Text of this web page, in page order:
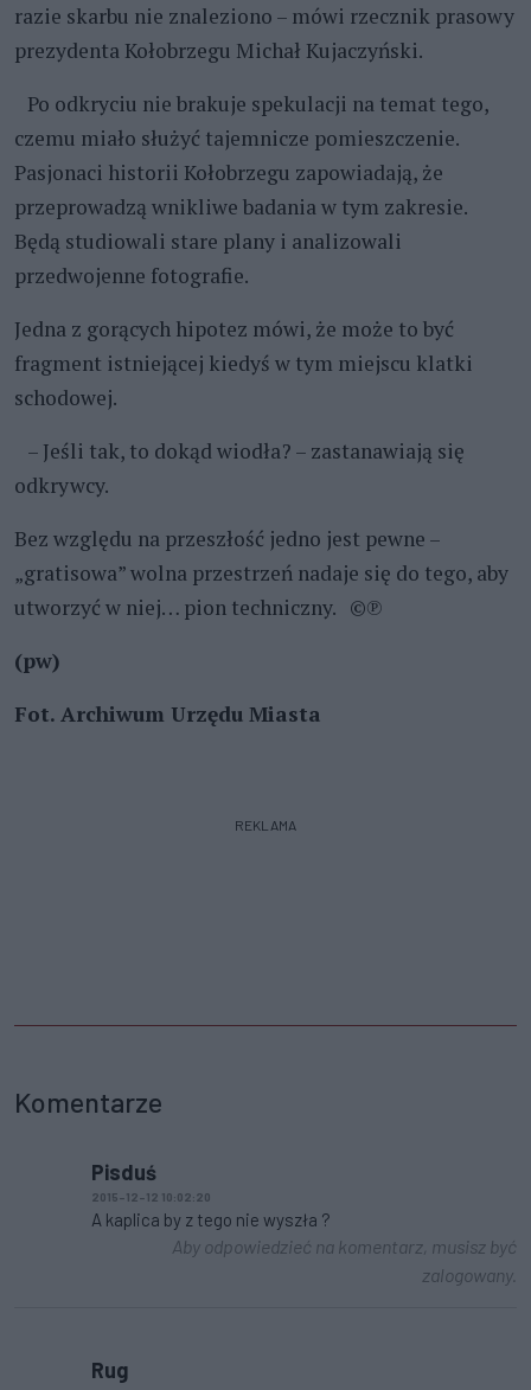
razie skarbu nie znaleziono – mówi rzecznik prasowy
prezydenta Kołobrzegu Michał Kujaczyński.
Po odkryciu nie brakuje spekulacji na temat tego,
czemu miało służyć tajemnicze pomieszczenie.
Pasjonaci historii Kołobrzegu zapowiadają, że
przeprowadzą wnikliwe badania w tym zakresie.
Będą studiowali stare plany i analizowali
przedwojenne fotografie.
Jedna z gorących hipotez mówi, że może to być
fragment istniejącej kiedyś w tym miejscu klatki
schodowej.
– Jeśli tak, to dokąd wiodła? – zastanawiają się
odkrywcy.
Bez względu na przeszłość jedno jest pewne –
„gratisowa” wolna przestrzeń nadaje się do tego, aby
utworzyć w niej… pion techniczny. ©℗
(pw)
Fot. Archiwum Urzędu Miasta
REKLAMA
Komentarze
Pisduś
2015-12-12 10:02:20
A kaplica by z tego nie wyszła ?
Aby odpowiedzieć na komentarz, musisz być
zalogowany.
Rug